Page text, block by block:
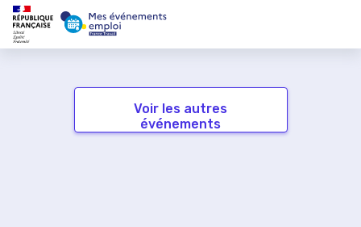
Voir les autres
événements